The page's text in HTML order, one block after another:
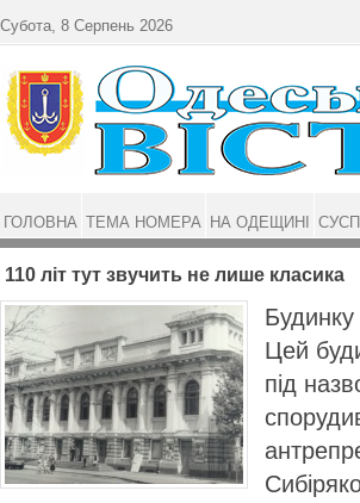
110 літ тут звучить не лише класика
Цей
під
Субота, 8 Серпень 2026
ГОЛОВНА ТЕМА НОМЕРА НА ОДЕЩИНІ